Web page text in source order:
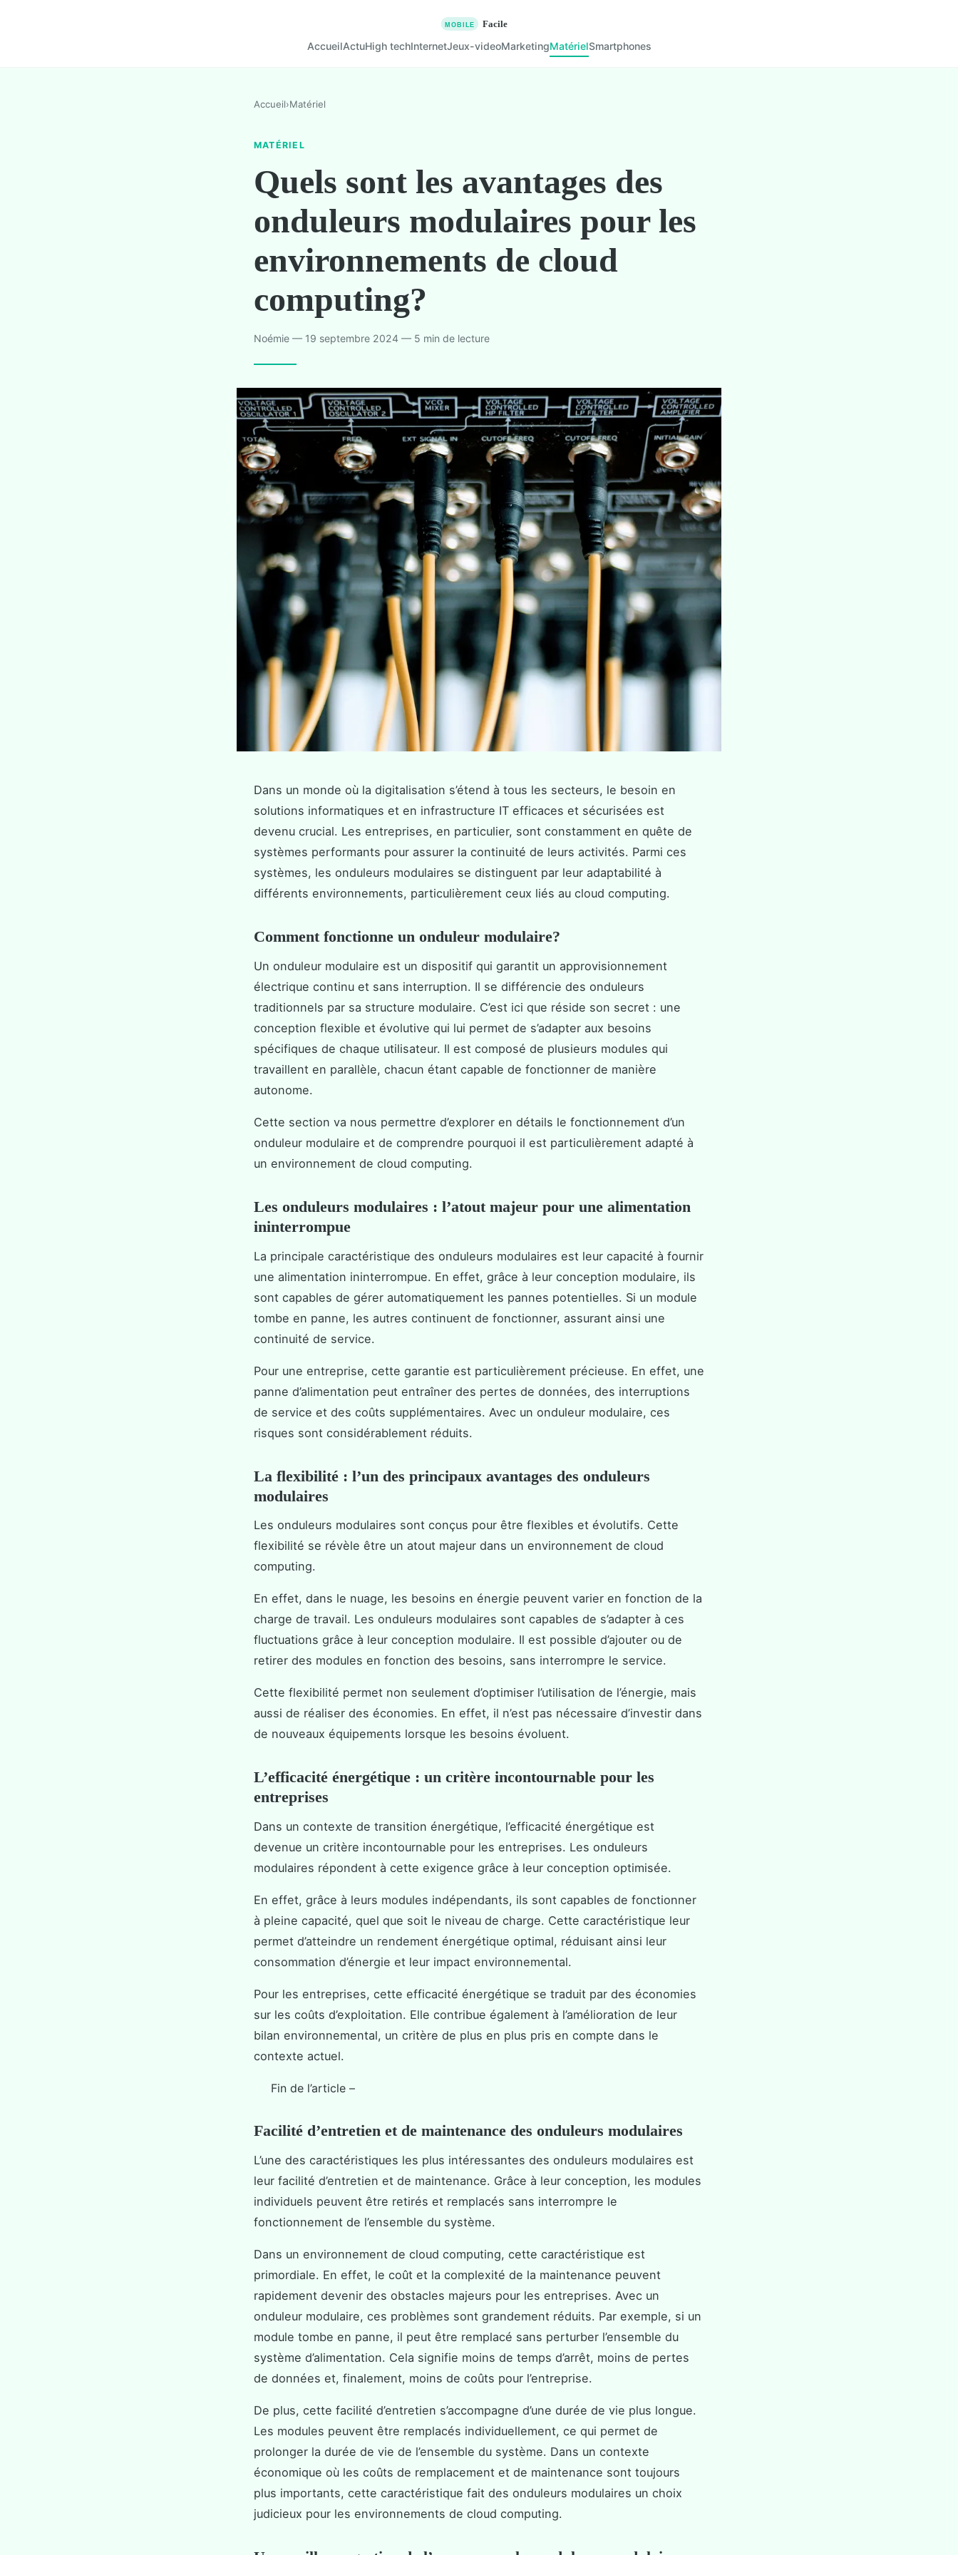
AccueilActuHigh techInternetJeux-videoMarketingMatérielSmartphones
Accueil›Matériel
MATÉRIEL
Quels sont les avantages des
onduleurs modulaires pour les
environnements de cloud
computing?
Noémie — 19 septembre 2024 — 5 min de lecture
Dans un monde où la digitalisation s’étend à tous les secteurs, le besoin en
solutions informatiques et en infrastructure IT efficaces et sécurisées est
devenu crucial. Les entreprises, en particulier, sont constamment en quête de
systèmes performants pour assurer la continuité de leurs activités. Parmi ces
systèmes, les onduleurs modulaires se distinguent par leur adaptabilité à
différents environnements, particulièrement ceux liés au cloud computing.
Comment fonctionne un onduleur modulaire?
Un onduleur modulaire est un dispositif qui garantit un approvisionnement
électrique continu et sans interruption. Il se différencie des onduleurs
traditionnels par sa structure modulaire. C’est ici que réside son secret : une
conception flexible et évolutive qui lui permet de s’adapter aux besoins
spécifiques de chaque utilisateur. Il est composé de plusieurs modules qui
travaillent en parallèle, chacun étant capable de fonctionner de manière
autonome.
Cette section va nous permettre d’explorer en détails le fonctionnement d’un
onduleur modulaire et de comprendre pourquoi il est particulièrement adapté à
un environnement de cloud computing.
Les onduleurs modulaires : l’atout majeur pour une alimentation
ininterrompue
La principale caractéristique des onduleurs modulaires est leur capacité à fournir
une alimentation ininterrompue. En effet, grâce à leur conception modulaire, ils
sont capables de gérer automatiquement les pannes potentielles. Si un module
tombe en panne, les autres continuent de fonctionner, assurant ainsi une
continuité de service.
Pour une entreprise, cette garantie est particulièrement précieuse. En effet, une
panne d’alimentation peut entraîner des pertes de données, des interruptions
de service et des coûts supplémentaires. Avec un onduleur modulaire, ces
risques sont considérablement réduits.
La flexibilité : l’un des principaux avantages des onduleurs
modulaires
Les onduleurs modulaires sont conçus pour être flexibles et évolutifs. Cette
flexibilité se révèle être un atout majeur dans un environnement de cloud
computing.
En effet, dans le nuage, les besoins en énergie peuvent varier en fonction de la
charge de travail. Les onduleurs modulaires sont capables de s’adapter à ces
fluctuations grâce à leur conception modulaire. Il est possible d’ajouter ou de
retirer des modules en fonction des besoins, sans interrompre le service.
Cette flexibilité permet non seulement d’optimiser l’utilisation de l’énergie, mais
aussi de réaliser des économies. En effet, il n’est pas nécessaire d’investir dans
de nouveaux équipements lorsque les besoins évoluent.
L’efficacité énergétique : un critère incontournable pour les
entreprises
Dans un contexte de transition énergétique, l’efficacité énergétique est
devenue un critère incontournable pour les entreprises. Les onduleurs
modulaires répondent à cette exigence grâce à leur conception optimisée.
En effet, grâce à leurs modules indépendants, ils sont capables de fonctionner
à pleine capacité, quel que soit le niveau de charge. Cette caractéristique leur
permet d’atteindre un rendement énergétique optimal, réduisant ainsi leur
consommation d’énergie et leur impact environnemental.
Pour les entreprises, cette efficacité énergétique se traduit par des économies
sur les coûts d’exploitation. Elle contribue également à l’amélioration de leur
bilan environnemental, un critère de plus en plus pris en compte dans le
contexte actuel.
Fin de l’article –
Facilité d’entretien et de maintenance des onduleurs modulaires
L’une des caractéristiques les plus intéressantes des onduleurs modulaires est
leur facilité d’entretien et de maintenance. Grâce à leur conception, les modules
individuels peuvent être retirés et remplacés sans interrompre le
fonctionnement de l’ensemble du système.
Dans un environnement de cloud computing, cette caractéristique est
primordiale. En effet, le coût et la complexité de la maintenance peuvent
rapidement devenir des obstacles majeurs pour les entreprises. Avec un
onduleur modulaire, ces problèmes sont grandement réduits. Par exemple, si un
module tombe en panne, il peut être remplacé sans perturber l’ensemble du
système d’alimentation. Cela signifie moins de temps d’arrêt, moins de pertes
de données et, finalement, moins de coûts pour l’entreprise.
De plus, cette facilité d’entretien s’accompagne d’une durée de vie plus longue.
Les modules peuvent être remplacés individuellement, ce qui permet de
prolonger la durée de vie de l’ensemble du système. Dans un contexte
économique où les coûts de remplacement et de maintenance sont toujours
plus importants, cette caractéristique fait des onduleurs modulaires un choix
judicieux pour les environnements de cloud computing.